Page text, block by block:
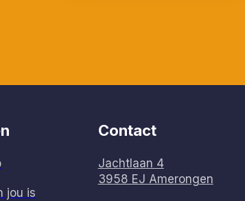
jou is
Contact
Jachtlaan 4
3958 EJ Amerongen